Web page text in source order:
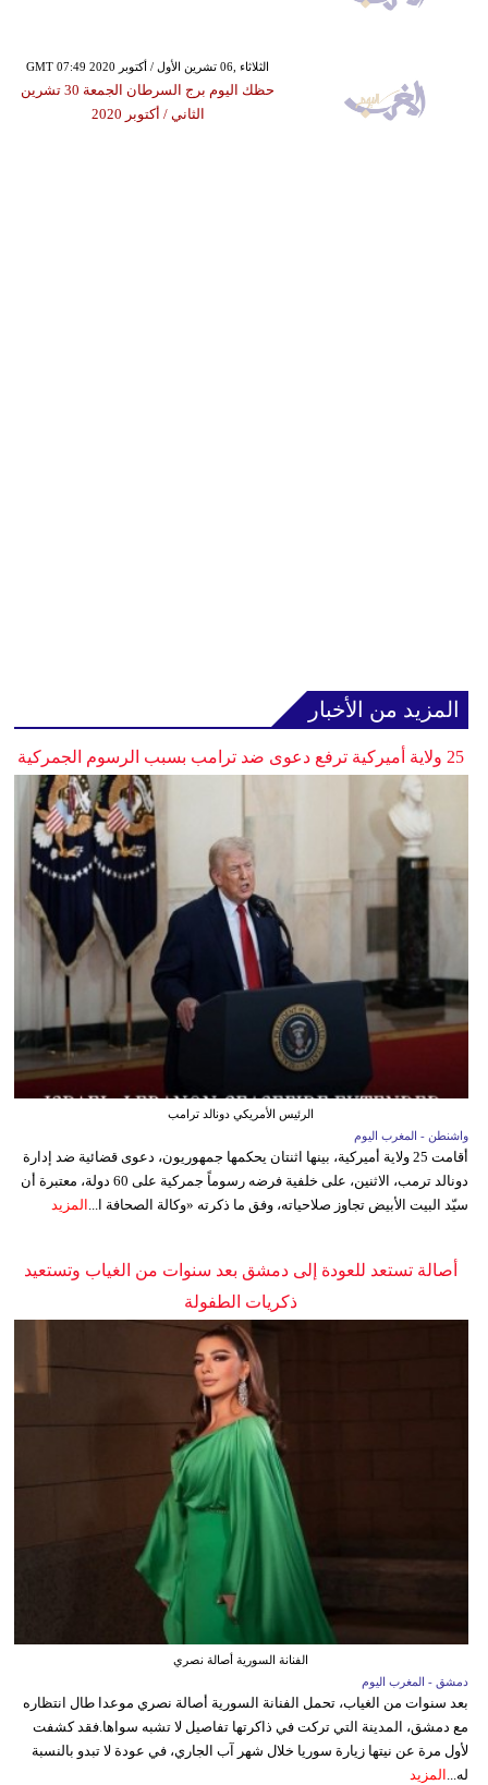
GMT 07:49 2020 الثلاثاء ,06 تشرين الأول / أكتوبر
حظك اليوم برج السرطان الجمعة 30 تشرين
الثاني / أكتوبر 2020
المزيد من الأخبار
25 ولاية أميركية ترفع دعوى ضد ترامب بسبب الرسوم الجمركية
الرئيس الأمريكي دونالد ترامب
واشنطن - المغرب اليوم
أقامت 25 ولاية أميركية، بينها اثنتان يحكمها جمهوريون، دعوى قضائية ضد إدارة
دونالد ترمب، الاثنين، على خلفية فرضه رسوماً جمركية على 60 دولة، معتبرة أن
سيّد البيت الأبيض تجاوز صلاحياته، وفق ما ذكرته «وكالة الصحافة ا... المزيد
أصالة تستعد للعودة إلى دمشق بعد سنوات من الغياب وتستعيد
ذكريات الطفولة
الفنانة السورية أصالة نصري
دمشق - المغرب اليوم
بعد سنوات من الغياب، تحمل الفنانة السورية أصالة نصري موعدا طال انتظاره
مع دمشق، المدينة التي تركت في ذاكرتها تفاصيل لا تشبه سواها.فقد كشفت
لأول مرة عن نيتها زيارة سوريا خلال شهر آب الجاري، في عودة لا تبدو بالنسبة
له... المزيد